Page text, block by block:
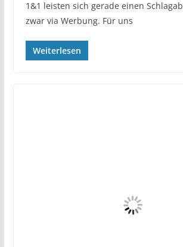
1&1 leisten sich gerade einen
zwar via Werbung. Für uns
Weiterlesen